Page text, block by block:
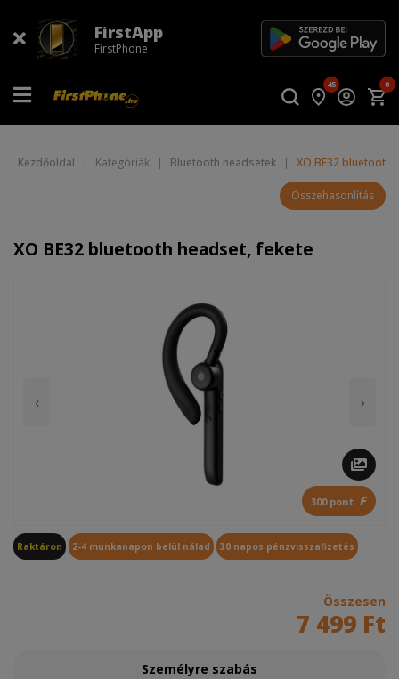
FirstApp
FirstPhone
45 0
Kezdőoldal | Kategóriák | Bluetooth headsetek | XO BE32 bluetooth
Összehasonlítás
XO BE32 bluetooth headset, fekete
‹ ›
300 pont F
Raktáron 2-4 munkanapon belül nálad 30 napos pénzvisszafizetés
Összesen
7 499 Ft
Személyre szabás